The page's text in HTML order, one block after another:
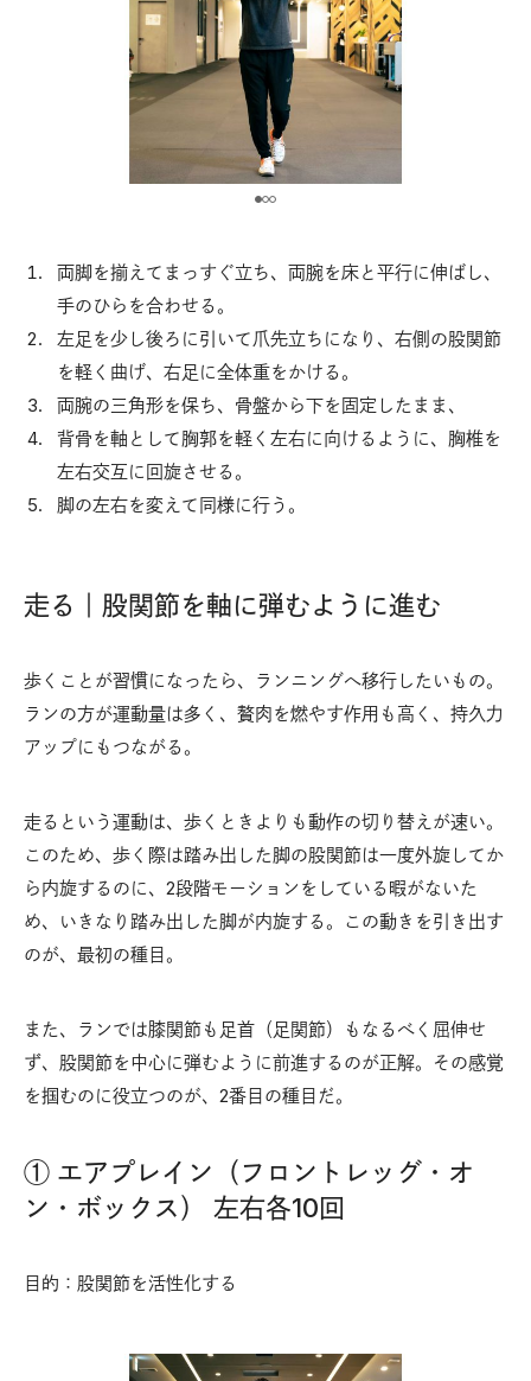
両脚を揃えてまっすぐ立ち、両腕を床と平行に伸ばし、
手のひらを合わせる。
左足を少し後ろに引いて爪先立ちになり、右側の股関節
を軽く曲げ、右足に全体重をかける。
両腕の三角形を保ち、骨盤から下を固定したまま、
背骨を軸として胸郭を軽く左右に向けるように、胸椎を
左右交互に回旋させる。
脚の左右を変えて同様に行う。
走る｜股関節を軸に弾むように進む
歩くことが習慣になったら、ランニングへ移行したいもの。
ランの方が運動量は多く、贅肉を燃やす作用も高く、持久力
アップにもつながる。
走るという運動は、歩くときよりも動作の切り替えが速い。
このため、歩く際は踏み出した脚の股関節は一度外旋してか
ら内旋するのに、2段階モーションをしている暇がないた
め、いきなり踏み出した脚が内旋する。この動きを引き出す
のが、最初の種目。
また、ランでは膝関節も足首（足関節）もなるべく屈伸せ
ず、股関節を中心に弾むように前進するのが正解。その感覚
を掴むのに役立つのが、2番目の種目だ。
① エアプレイン（フロントレッグ・オ
ン・ボックス） 左右各10回
目的：股関節を活性化する